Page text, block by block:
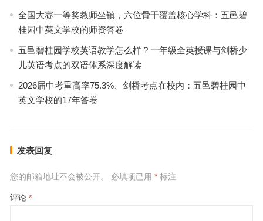
全国大赛一等奖教师坐镇，六位骨干覆盖核心学科：五邑碧
桂园中英文学校的师资答卷
五邑碧桂园学校英语教学怎么样？一年级全英授课与剑桥少
儿英语考点的双语体系深度解读
2026届中考重高率75.3%、剑桥考点在校内：五邑碧桂园中
英文学校的17年答卷
发表回复
您的邮箱地址不会被公开。 必填项已用 *标注
评论 *